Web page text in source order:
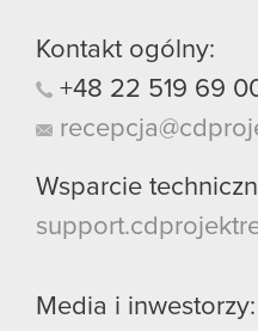
Kontakt ogólny:
+48 22 519 69
Wsparcie
Media i inwestorzy: